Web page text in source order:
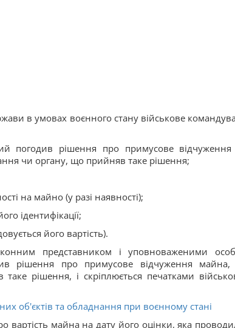
в умовах воєнного стану військове
погодив рішення про примусове
чи органу, що прийняв таке рішення;
на майно (у разі наявності);
ідентифікації;
його вартість).
представником і уповноваженими
рішення про примусове відчуження
рішення, і скріплюється печатками
об'єктів та обладнання при воєнному стані
вартість майна на дату його оцінки, яка